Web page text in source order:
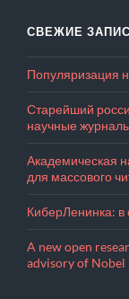
СВЕЖИЕ
Популяризация
Старейший
научные
Академическая
для массового
КиберЛенинка:
A new open
advisory of Nobel